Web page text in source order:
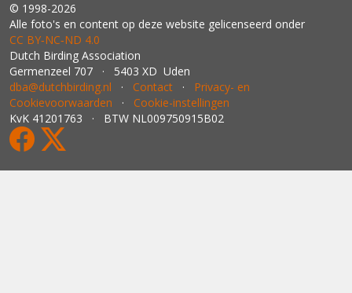
© 1998-2026
Alle foto's en content op deze website gelicenseerd onder
CC BY‑NC‑ND 4.0
Dutch Birding Association
Germenzeel 707 · 5403 XD Uden
dba@dutchbirding.nl · Contact · Privacy- en
Cookievoorwaarden · Cookie-instellingen
KvK 41201763 · BTW NL009750915B02